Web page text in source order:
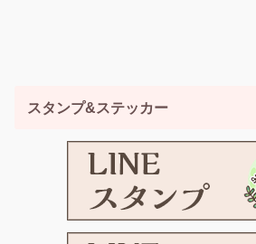
スタンプ&ステッカー